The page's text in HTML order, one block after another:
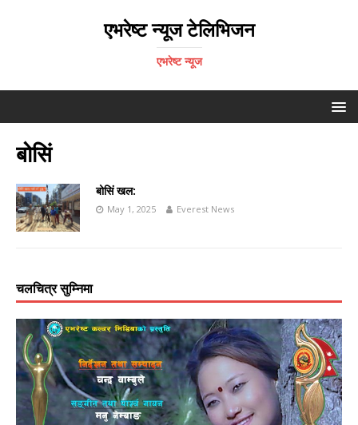
एभरेष्ट न्यूज टेलिभिजन
एभरेष्ट न्यूज
बोसिं
बोसिं खल:
May 1, 2025 Everest News
चलचित्र सुम्निमा